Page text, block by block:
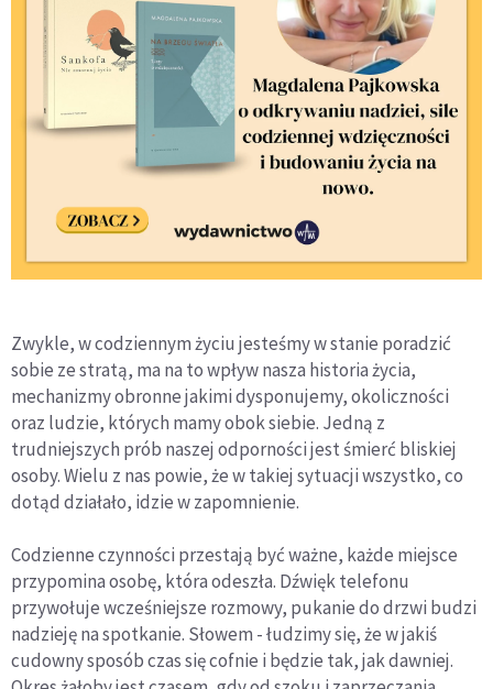
Zwykle, w codziennym życiu jesteśmy w stanie poradzić
sobie ze stratą, ma na to wpływ nasza historia życia,
mechanizmy obronne jakimi dysponujemy, okoliczności
oraz ludzie, których mamy obok siebie. Jedną z
trudniejszych prób naszej odporności jest śmierć bliskiej
osoby. Wielu z nas powie, że w takiej sytuacji wszystko, co
dotąd działało, idzie w zapomnienie.
Codzienne czynności przestają być ważne, każde miejsce
przypomina osobę, która odeszła. Dźwięk telefonu
przywołuje wcześniejsze rozmowy, pukanie do drzwi budzi
nadzieję na spotkanie. Słowem - łudzimy się, że w jakiś
cudowny sposób czas się cofnie i będzie tak, jak dawniej.